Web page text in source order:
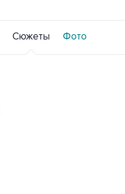
Сюжеты Фото